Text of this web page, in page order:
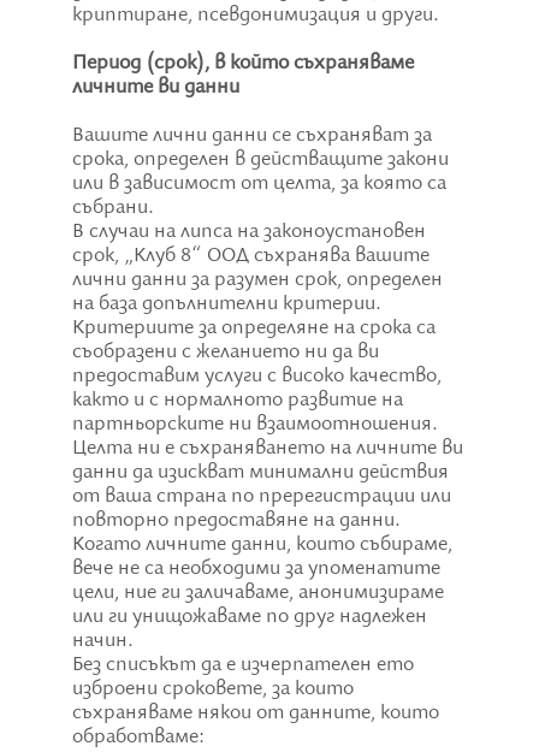
криптиране, псевдонимизация и други.
Период (срок), в който съхраняваме
личните ви данни
Вашите лични данни се съхраняват за
срока, определен в действащите закони
или в зависимост от целта, за която са
събрани.
В случаи на липса на законоустановен
срок, „Клуб 8“ ООД съхранява вашите
лични данни за разумен срок, определен
на база допълнителни критерии.
Критериите за определяне на срока са
съобразени с желанието ни да ви
предоставим услуги с високо качество,
както и с нормалното развитие на
партньорските ни взаимоотношения.
Целта ни е съхраняването на личните ви
данни да изискват минимални действия
от ваша страна по пререгистрации или
повторно предоставяне на данни.
Когато личните данни, които събираме,
вече не са необходими за упоменатите
цели, ние ги заличаваме, анонимизираме
или ги унищожаваме по друг надлежен
начин.
Без списъкът да е изчерпателен ето
изброени сроковете, за които
съхраняваме някои от данните, които
обработваме: